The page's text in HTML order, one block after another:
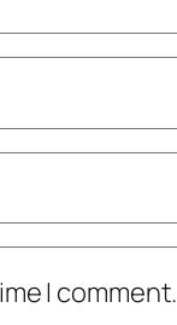
I comment.